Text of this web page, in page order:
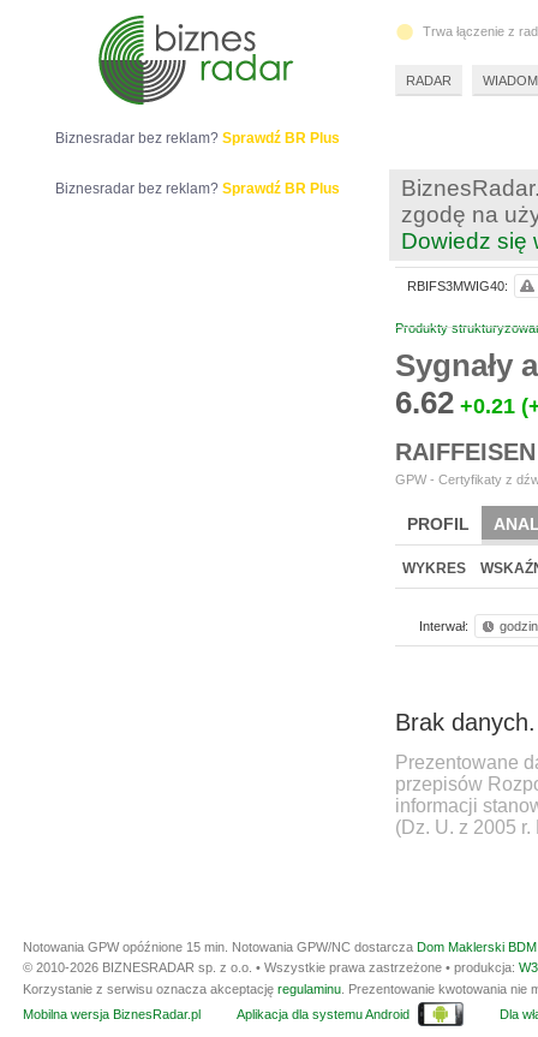
zgodę na
Dowiedz się
Produkty
Sygnały
6.62 +0.21
GPW - Certyfikaty z
PROFIL
WYKRES
Interwał:
Brak danych.
Prezentowane
przepisów
informacji
(Dz. U. z 2005
RBIFS3MWIG40:
Biznesradar bez reklam? Sprawdź BR Plus
Biznesradar bez reklam? Sprawdź BR Plus
Trwa łączenie z
RADAR
Notowania GPW opóźnione 15 min. Notowania GPW/NC dostarcza Dom Maklerski
© 2010-2026 BIZNESRADAR sp. z o.o. • Wszystkie prawa zastrzeżone • produkcja:
Korzystanie z serwisu oznacza akceptację regulaminu . Prezentowanie kwotowania
Mobilna wersja BiznesRadar.pl
Aplikacja dla systemu Android Dla